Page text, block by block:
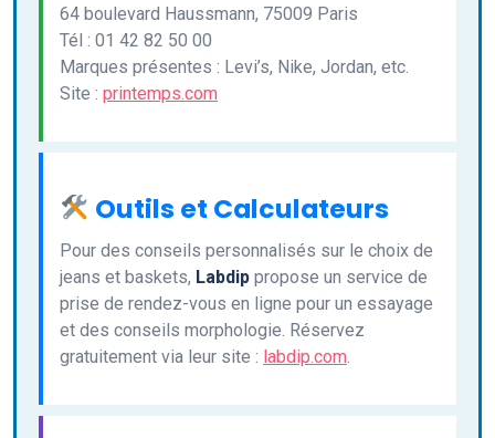
64 boulevard Haussmann, 75009 Paris
Tél : 01 42 82 50 00
Marques présentes : Levi’s, Nike, Jordan, etc.
Site : printemps.com
Outils et Calculateurs
Pour des conseils personnalisés sur le choix de
jeans et baskets, Labdip propose un service de
prise de rendez-vous en ligne pour un essayage
et des conseils morphologie. Réservez
gratuitement via leur site : labdip.com.